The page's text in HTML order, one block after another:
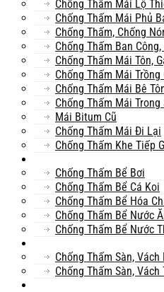
Chống Thấm Mái Lộ
Chống Thấm Mái Phủ
Chống Thấm, Chống
Chống Thấm Ban Công,
Chống Thấm Mái Tôn,
Chống Thấm Mái Trồng
Chống Thấm Mái Bê
Chống Thấm Mái Trong
Mái Bitum Cũ
Chống Thấm Mái Đi Lại
Chống Thấm Khe Tiếp
Chống Thấm Bể Bơi
Chống Thấm Bể Cá Koi
Chống Thấm Bể Hóa
Chống Thấm Bể Nước
Chống Thấm Bể Nước
Chống Thấm Sàn,
Chống Thấm Sàn, Vách